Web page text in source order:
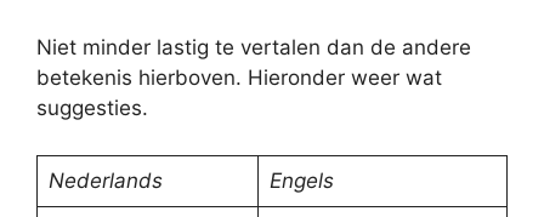
Niet minder lastig te vertalen dan de andere
betekenis hierboven. Hieronder weer wat
suggesties.
Nederlands Engels